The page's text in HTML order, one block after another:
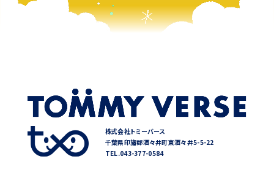
株式会社トミーバース
千葉県印旛郡酒々井町東酒々井5-5-22
TEL.043-377-0584